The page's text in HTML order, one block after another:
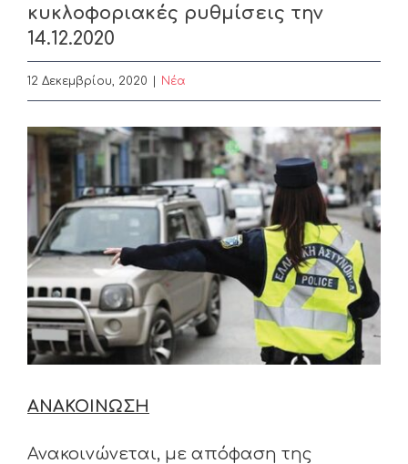
κυκλοφοριακές ρυθμίσεις την
14.12.2020
12 Δεκεμβρίου, 2020 Nέα
View
Larger
Image
ΑΝΑΚΟΙΝΩΣΗ
Ανακοινώνεται, με απόφαση της